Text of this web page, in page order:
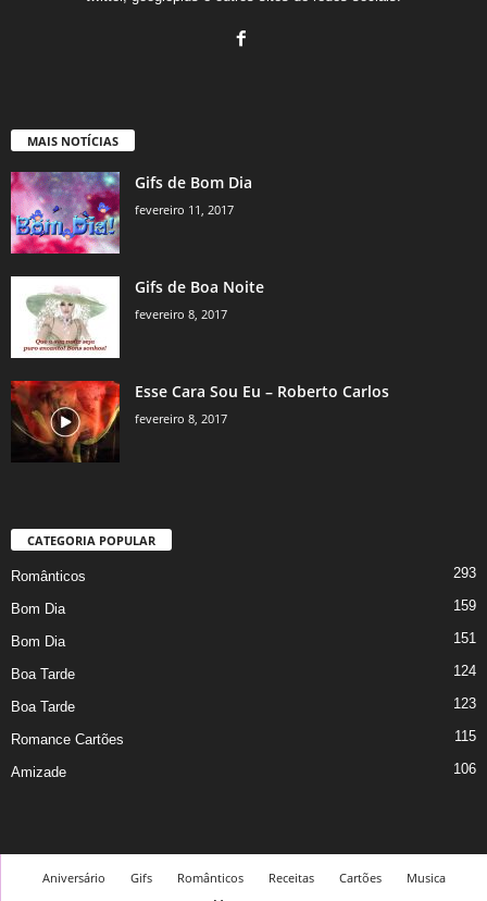
MAIS NOTÍCIAS
Gifs de Bom Dia
fevereiro 11, 2017
Gifs de Boa Noite
fevereiro 8, 2017
Esse Cara Sou Eu – Roberto Carlos
fevereiro 8, 2017
CATEGORIA POPULAR
Românticos 293
Bom Dia 159
Bom Dia 151
Boa Tarde 124
Boa Tarde 123
Romance Cartões 115
Amizade 106
Aniversário Gifs Românticos Receitas Cartões
Musica